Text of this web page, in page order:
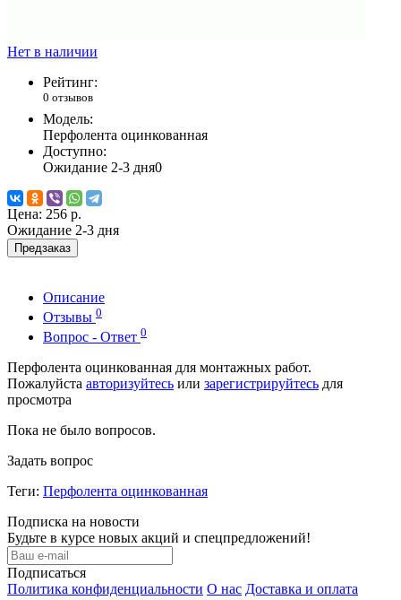
Нет в наличии
Рейтинг:
0 отзывов
Модель:
Перфолента оцинкованная
Доступно:
Ожидание 2-3 дня0
Цена: 256 р.
Ожидание 2-3 дня
Предзаказ
Описание
Отзывы 0
Вопрос - Ответ 0
Перфолента оцинкованная для монтажных работ.
Пожалуйста авторизуйтесь или зарегистрируйтесь для
просмотра
Пока не было вопросов.
Задать вопрос
Теги: Перфолента оцинкованная
Подписка на новости
Будьте в курсе новых акций и спецпредложений!
Подписаться
Политика конфиденциальности О нас Доставка и оплата